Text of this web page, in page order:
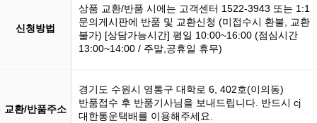
신청방법
상품 교환/반품 시에는 고객센터 1522-3943 또는 1:1
문의게시판에 반품 및 교환신청 (미접수시 환불, 교환
불가) [상담가능시간] 평일 10:00~16:00 (점심시간
13:00~14:00 / 주말,공휴일 휴무)
교환/반품주소
경기도 수원시 영통구 대학로 6, 402호(이의동)
반품접수 후 반품기사님을 보내드립니다. 반드시 cj
대한통운택배를 이용해주세요.